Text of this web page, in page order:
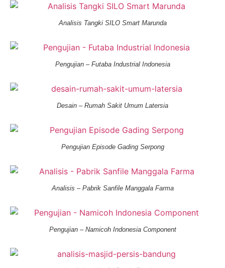
Analisis Tangki SILO Smart Marunda
Pengujian – Futaba Industrial Indonesia
Desain – Rumah Sakit Umum Latersia
Pengujian Episode Gading Serpong
Analisis – Pabrik Sanfile Manggala Farma
Pengujian – Namicoh Indonesia Component